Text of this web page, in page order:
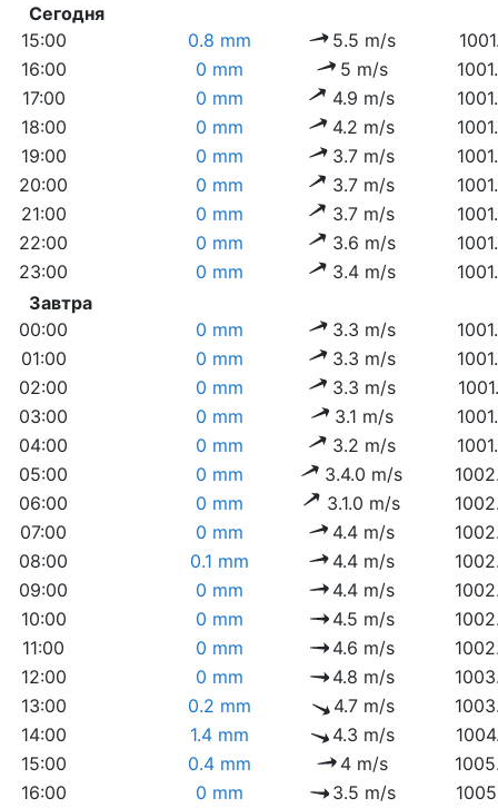
Сегодня
15:00
0.8 mm 5.5 m/s
16:00
0 mm 5 m/s
17:00
0 mm 4.9 m/s
18:00
0 mm 4.2 m/s
19:00
0 mm 3.7 m/s
20:00
0 mm 3.7 m/s
21:00
0 mm 3.7 m/s
22:00
0 mm 3.6 m/s
23:00
0 mm 3.4 m/s
Завтра
00:00
0 mm 3.3 m/s
01:00
0 mm 3.3 m/s
02:00
0 mm 3.3 m/s
03:00
0 mm 3.1 m/s
04:00
0 mm 3.2 m/s
05:00
0 mm 3.4.0 m/s
06:00
0 mm 3.1.0 m/s
07:00
0 mm 4.4 m/s
08:00
0.1 mm 4.4 m/s
09:00
0 mm 4.4 m/s
10:00
0 mm 4.5 m/s
11:00
0 mm 4.6 m/s
12:00
0 mm 4.8 m/s
13:00
0.2 mm 4.7 m/s
14:00
1.4 mm 4.3 m/s
15:00
0.4 mm 4 m/s
16:00
0 mm 3.5 m/s